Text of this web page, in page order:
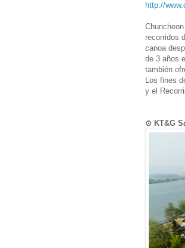
http://
recorridos
canoa
de 3 años
también
Los fines
y el
⊙ KT&G